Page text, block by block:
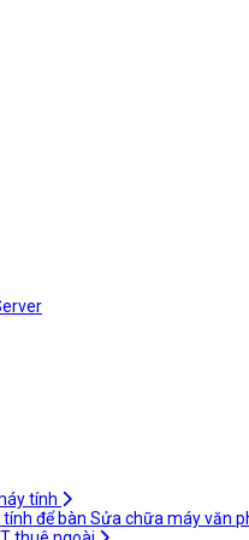
tính
để bàn Sửa chữa máy văn